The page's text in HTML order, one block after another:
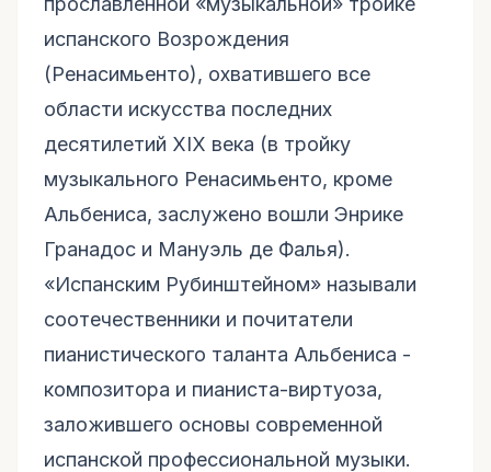
испанского Возрождения
(Ренасимьенто), охватившего все
области искусства последних
десятилетий XIX века (в тройку
музыкального Ренасимьенто, кроме
Альбениса, заслужено вошли Энрике
Гранадос и Мануэль де Фалья).
«Испанским Рубинштейном» называли
соотечественники и почитатели
пианистического таланта Альбениса -
композитора и пианиста-виртуоза,
заложившего основы современной
испанской профессиональной музыки.